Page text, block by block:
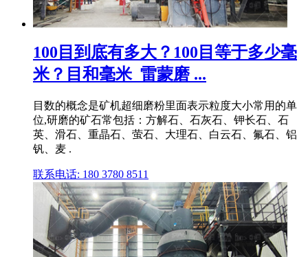
100目到底有多大？100目等于多少毫
米？目和毫米_雷蒙磨 ...
目数的概念是矿机超细磨粉里面表示粒度大小常用的单
位,研磨的矿石常包括：方解石、石灰石、钾长石、石
英、滑石、重晶石、萤石、大理石、白云石、氟石、铝
钒、麦 .
联系电话: 180 3780 8511